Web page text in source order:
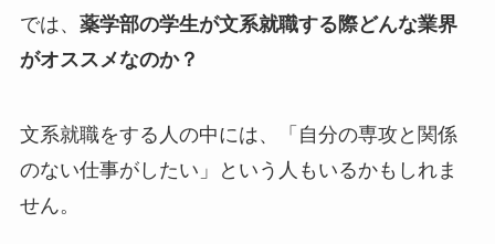
では、 薬学部の学生が文系就職する際どんな業界
がオススメなのか？
文系就職をする人の中には、「自分の専攻と関係
のない仕事がしたい」という人もいるかもしれま
せん。